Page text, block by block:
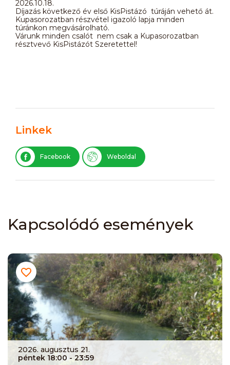
2026.10.18.
Díjazás következő év első KisPistázó túráján vehető át.
Kupasorozatban részvétel igazoló lapja minden
túránkon megvásárolható.
Várunk minden csalót nem csak a Kupasorozatban
résztvevő KisPistázót Szeretettel!
Linkek
Facebook Weboldal
Kapcsolódó események
2026. augusztus 21.
péntek 18:00 - 23:59